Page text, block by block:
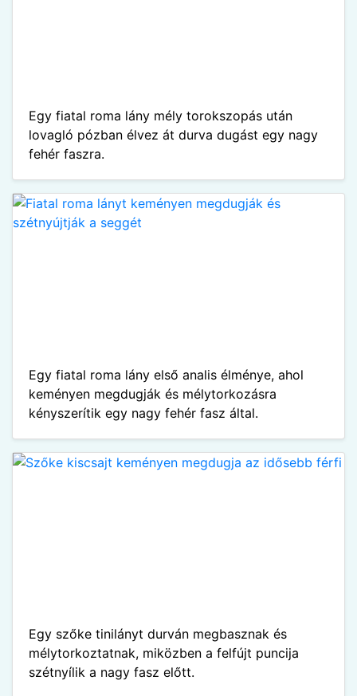
Egy fiatal roma lány mély torokszopás után
lovagló pózban élvez át durva dugást egy nagy
fehér faszra.
Egy fiatal roma lány első analis élménye, ahol
keményen megdugják és mélytorkozásra
kényszerítik egy nagy fehér fasz által.
Egy szőke tinilányt durván megbasznak és
mélytorkoztatnak, miközben a felfújt puncija
szétnyílik a nagy fasz előtt.